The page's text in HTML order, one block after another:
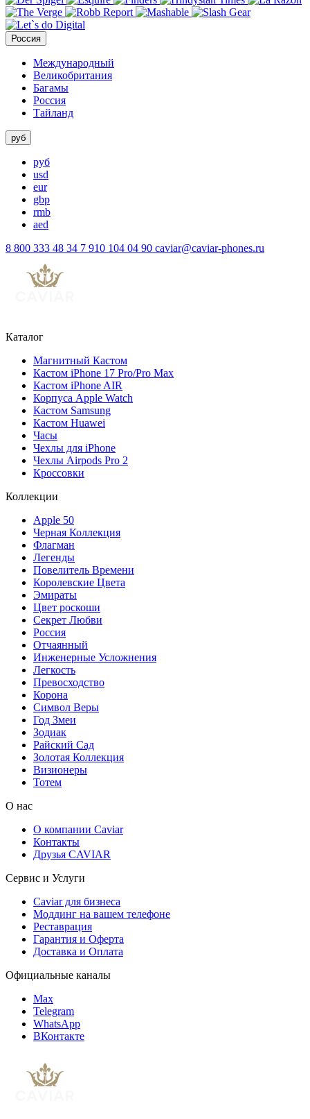
Россия
Международный
Великобритания
Багамы
Россия
Тайланд
руб
руб
usd
eur
gbp
rmb
aed
8 800 333 48 34 7 910 104 04 90 caviar@caviar-phones.ru
Каталог
Магнитный Кастом
Кастом iPhone 17 Pro/Pro Max
Кастом iPhone AIR
Корпуса Apple Watch
Кастом Samsung
Кастом Huawei
Часы
Чехлы для iPhone
Чехлы Airpods Pro 2
Кроссовки
Коллекции
Apple 50
Черная Коллекция
Флагман
Легенды
Повелитель Времени
Королевские Цвета
Эмираты
Цвет роскоши
Секрет Любви
Россия
Отчаянный
Инженерные Усложнения
Легкость
Превосходство
Корона
Символ Веры
Год Змеи
Зодиак
Райский Сад
Золотая Коллекция
Визионеры
Тотем
О нас
О компании Caviar
Контакты
Друзья CAVIAR
Сервис и Услуги
Caviar для бизнеса
Моддинг на вашем телефоне
Реставрация
Гарантия и Оферта
Доставка и Оплата
Официальные каналы
Max
Telegram
WhatsApp
ВКонтакте